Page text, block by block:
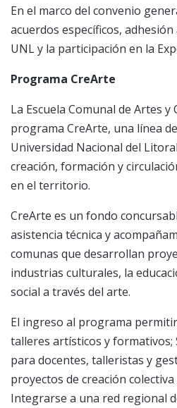
En el marco del convenio
acuerdos específicos,
UNL y la participación en la
Programa CreArte
La Escuela Comunal de Artes
programa CreArte, una línea
Universidad Nacional del
creación, formación y
en el territorio.
CreArte es un fondo
asistencia técnica y
comunas que desarrollan
industrias culturales, la
social a través del arte.
El ingreso al programa
talleres artísticos y formativos;
para docentes, talleristas y
proyectos de creación
Integrarse a una red regional